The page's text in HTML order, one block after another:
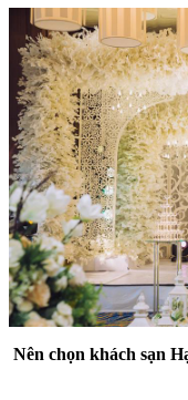
Nên chọn khách sạn